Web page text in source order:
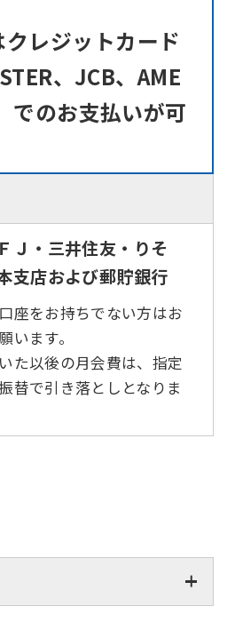
レジットカード
、JCB、AME
でのお支払いが可
Ｊ・三井住友・りそ
支店および郵貯銀行
座をお持ちでない方はお
います。
た以後の月会費は、指定
替で引き落としとなりま
service.
Automatic